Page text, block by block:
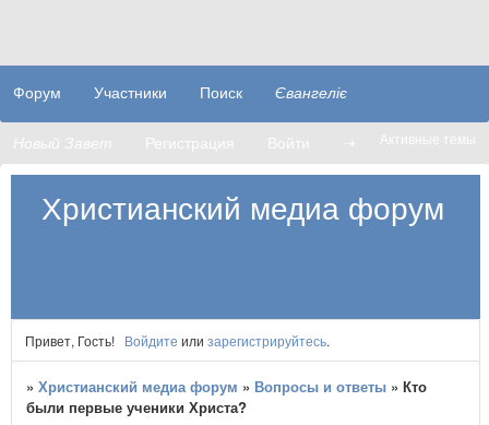
Христианский медиа форум
Форум Участники Поиск Євангеліє
Новый Завет Регистрация Войти ➝ Активные темы
Привет, Гость! Войдите или зарегистрируйтесь.
»Христианский медиа форум » Вопросы и ответы »Кто
были первые ученики Христа?